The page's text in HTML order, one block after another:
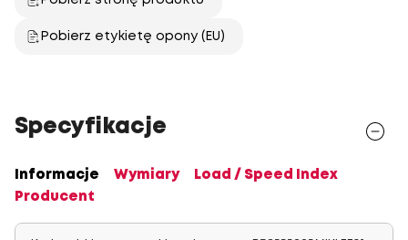
Pobierz etykietę opony (EU)
Specyfikacje
Informacje Wymiary
Load / Speed Index
Producent